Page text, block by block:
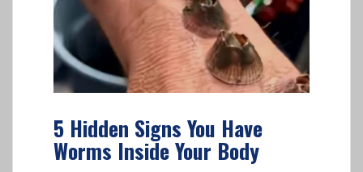
5 Hidden Signs You Have
Worms Inside Your Body